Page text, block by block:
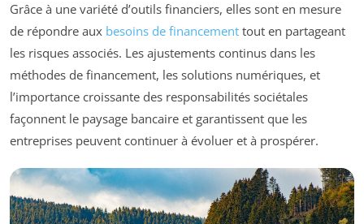
Grâce à une variété d’outils financiers, elles sont en mesure
de répondre aux besoins de financement tout en partageant
les risques associés. Les ajustements continus dans les
méthodes de financement, les solutions numériques, et
l’importance croissante des responsabilités sociétales
façonnent le paysage bancaire et garantissent que les
entreprises peuvent continuer à évoluer et à prospérer.